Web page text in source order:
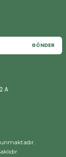
GÖNDER
A